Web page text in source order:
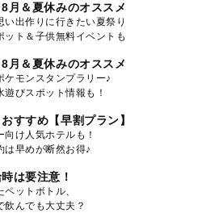
8月＆夏休みのオススメ
い出作りに行きたい夏祭り
ット＆子供無料イベントも
8月＆夏休みのオススメ
ケモンスタンプラリー♪
遊びスポット情報も！
すすめ【早割プラン】
向け人気ホテルも！
は早めが断然お得♪
は要注意！
ペットボトル、
飲んでも大丈夫？